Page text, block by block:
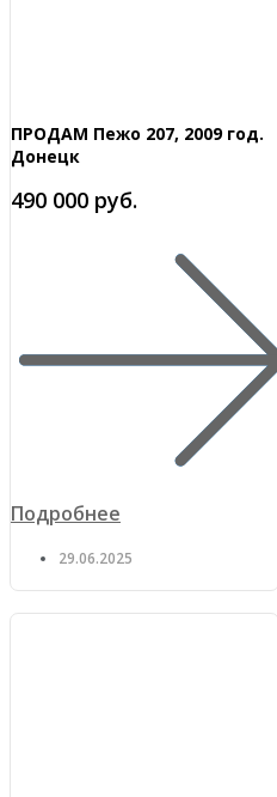
ПРОДАМ Пежо 207, 2009 год.
Донецк
490 000 руб.
Подробнее
29.06.2025